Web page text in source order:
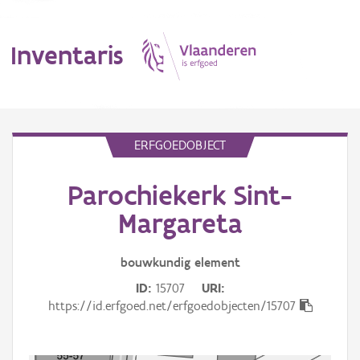
Inventaris
Erfgoedobject
ERFGOEDOBJECT
Parochiekerk Sint-
Margareta
bouwkundig element
ID 15707
URI
https://id.erfgoed.net/erfgoedobjecten/15707